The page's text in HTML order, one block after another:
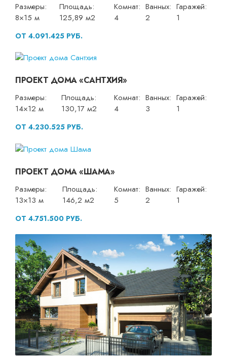
Размеры:
8×15 м
Площадь:
125,89 м2
Комнат:
4
Ванных:
2
Гаражей:
1
ОТ 4.091.425 РУБ.
ПРОЕКТ ДОМА «САНТХИЯ»
Размеры:
14×12 м
Площадь:
130,17 м2
Комнат:
4
Ванных:
3
Гаражей:
1
ОТ 4.230.525 РУБ.
ПРОЕКТ ДОМА «ШАМА»
Размеры:
13×13 м
Площадь:
146,2 м2
Комнат:
5
Ванных:
2
Гаражей:
1
ОТ 4.751.500 РУБ.